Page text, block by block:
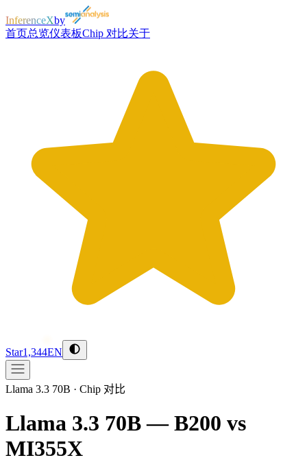
InferenceXby
首页总览仪表板Chip 对比关于
Star1,344EN
Llama 3.3 70B · Chip 对比
Llama 3.3 70B — B200 vs
MI355X